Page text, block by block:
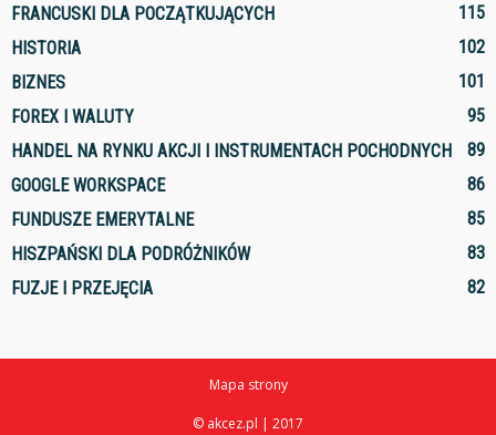
FRANCUSKI DLA POCZĄTKUJĄCYCH
115
HISTORIA
102
BIZNES
101
FOREX I WALUTY
95
HANDEL NA RYNKU AKCJI I INSTRUMENTACH POCHODNYCH
89
GOOGLE WORKSPACE
86
FUNDUSZE EMERYTALNE
85
HISZPAŃSKI DLA PODRÓŻNIKÓW
83
FUZJE I PRZEJĘCIA
82
Mapa strony
© akcez.pl | 2017